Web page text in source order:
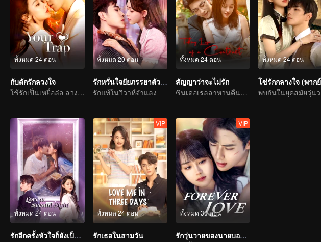
ทั้งหมด 24 ตอน
กับดักรักลวงใจ
ใช้รักเป็นเหยื่อล่อ ลวงคุณให้ติดกับแสนล้ำลึก
ทั้งหมด 20 ตอน
รักหวั่นใจยัยภรรยาตัวปลอม
รักแท้ในวิวาห์จำแลง
ทั้งหมด 24 ตอน
สัญญาว่าจะไม่รัก
ซินเดอเรลลาหวนคืนสู่ตระกูลไฮโซพบกับท่านประธานเผด็จการเจ้าแผนการ
ทั้งหมด 24 ตอน
ทั้งหมด 24 ตอน
รักอีกครั้งหัวใจก็ยังเป็นเธอ
ทั้งหมด 24 ตอน
VIP
รักเธอในสามวัน
ทั้งหมด 30 ตอน
VIP
รักวุ่นวายของนายบอดี้การ์ด (พากย์อังกฤษ)